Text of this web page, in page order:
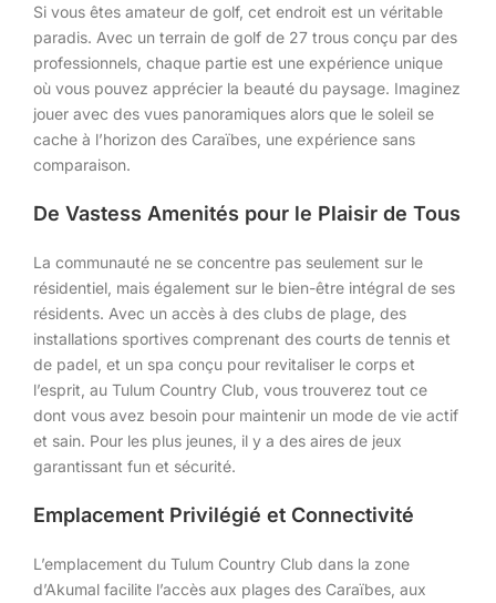
Si vous êtes amateur de golf, cet endroit est un véritable
paradis. Avec un terrain de golf de 27 trous conçu par des
professionnels, chaque partie est une expérience unique
où vous pouvez apprécier la beauté du paysage. Imaginez
jouer avec des vues panoramiques alors que le soleil se
cache à l’horizon des Caraïbes, une expérience sans
comparaison.
De Vastess Amenités pour le Plaisir de Tous
La communauté ne se concentre pas seulement sur le
résidentiel, mais également sur le bien-être intégral de ses
résidents. Avec un accès à des clubs de plage, des
installations sportives comprenant des courts de tennis et
de padel, et un spa conçu pour revitaliser le corps et
l’esprit, au Tulum Country Club, vous trouverez tout ce
dont vous avez besoin pour maintenir un mode de vie actif
et sain. Pour les plus jeunes, il y a des aires de jeux
garantissant fun et sécurité.
Emplacement Privilégié et Connectivité
L’emplacement du Tulum Country Club dans la zone
d’Akumal facilite l’accès aux plages des Caraïbes, aux